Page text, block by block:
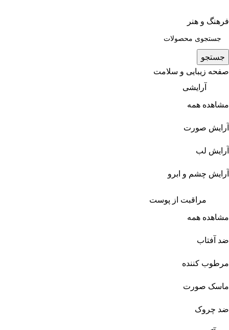
فرهنگ و هنر
جستجو
صفحه زیبایی و سلامت
آرایشی
مشاهده همه
آرایش صورت
آرایش لب
آرایش چشم و ابرو
مراقبت از پوست
مشاهده همه
ضد آفتاب
مرطوب کننده
ماسک صورت
ضد چروک